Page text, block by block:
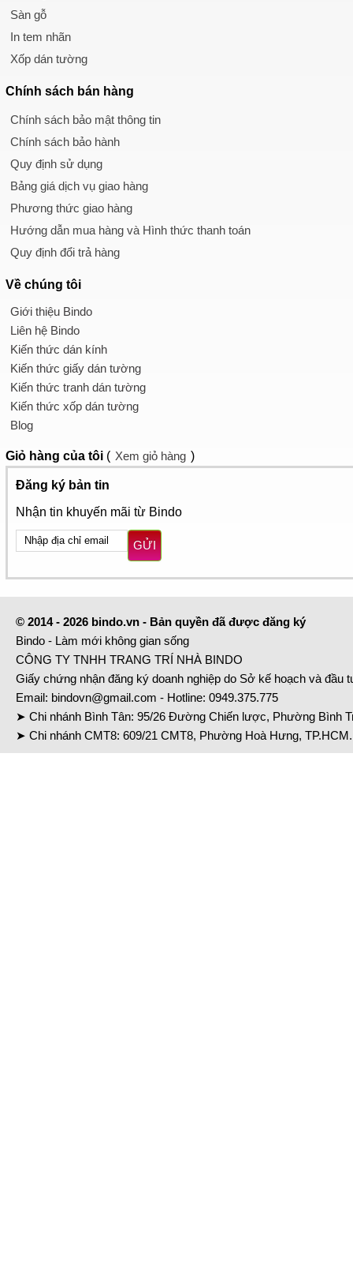
Sàn gỗ
In tem nhãn
Xốp dán tường
Chính sách bán hàng
Chính sách bảo mật thông tin
Chính sách bảo hành
Quy định sử dụng
Bảng giá dịch vụ giao hàng
Phương thức giao hàng
Hướng dẫn mua hàng và Hình thức thanh toán
Quy định đổi trả hàng
Về chúng tôi
Giới thiệu Bindo
Liên hệ Bindo
Kiến thức dán kính
Kiến thức giấy dán tường
Kiến thức tranh dán tường
Kiến thức xốp dán tường
Blog
Giỏ hàng của tôi ( Xem giỏ hàng )
Đăng ký bản tin
Nhận tin khuyến mãi từ Bindo
GỬI
© 2014 - 2026 bindo.vn - Bản quyền đã được đăng ký
Bindo - Làm mới không gian sống
CÔNG TY TNHH TRANG TRÍ NHÀ BINDO
Giấy chứng nhận đăng ký doanh nghiệp do Sở kế hoạch và đầu
Email: bindovn@gmail.com - Hotline: 0949.375.775
➤ Chi nhánh Bình Tân: 95/26 Đường Chiến lược, Phường Bình
➤ Chi nhánh CMT8: 609/21 CMT8, Phường Hoà Hưng,